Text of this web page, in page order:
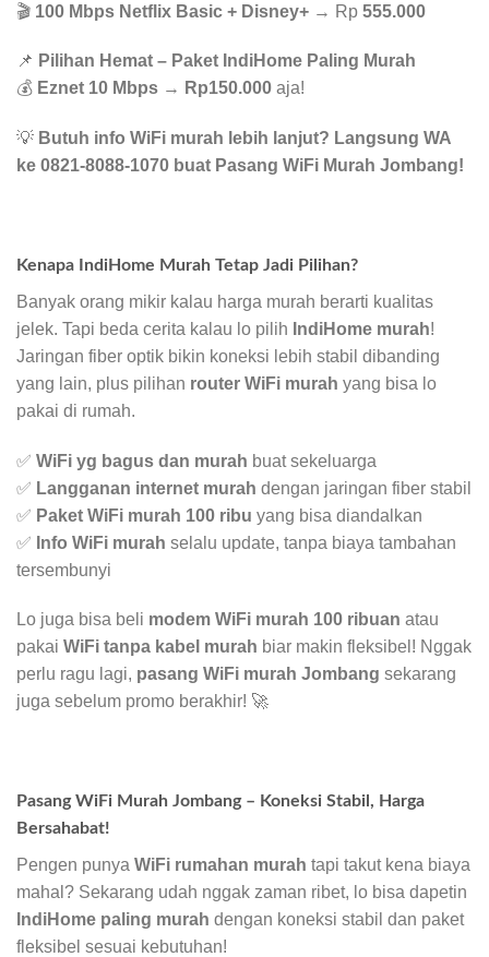
🎬 100 Mbps Netflix Basic + Disney+ → Rp 555.000
📌 Pilihan Hemat – Paket IndiHome Paling Murah
💰 Eznet 10 Mbps → Rp150.000 aja!
💡 Butuh info WiFi murah lebih lanjut? Langsung WA
ke 0821-8088-1070 buat Pasang WiFi Murah Jombang!
Kenapa IndiHome Murah Tetap Jadi Pilihan?
Banyak orang mikir kalau harga murah berarti kualitas
jelek. Tapi beda cerita kalau lo pilih IndiHome murah!
Jaringan fiber optik bikin koneksi lebih stabil dibanding
yang lain, plus pilihan router WiFi murah yang bisa lo
pakai di rumah.
✅ WiFi yg bagus dan murah buat sekeluarga
✅ Langganan internet murah dengan jaringan fiber stabil
✅ Paket WiFi murah 100 ribu yang bisa diandalkan
✅ Info WiFi murah selalu update, tanpa biaya tambahan
tersembunyi
Lo juga bisa beli modem WiFi murah 100 ribuan atau
pakai WiFi tanpa kabel murah biar makin fleksibel! Nggak
perlu ragu lagi, pasang WiFi murah Jombang sekarang
juga sebelum promo berakhir! 🚀
Pasang WiFi Murah Jombang – Koneksi Stabil, Harga
Bersahabat!
Pengen punya WiFi rumahan murah tapi takut kena biaya
mahal? Sekarang udah nggak zaman ribet, lo bisa dapetin
IndiHome paling murah dengan koneksi stabil dan paket
fleksibel sesuai kebutuhan!